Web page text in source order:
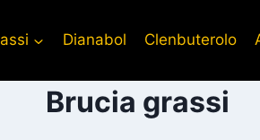
Dianabol Clenbuterolo
Brucia grassi